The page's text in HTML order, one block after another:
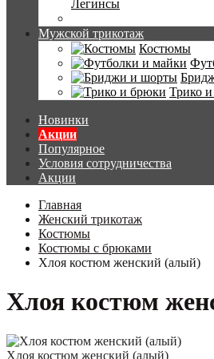
Легинсы
Мужской трикотаж
Костюмы
Трико
Новинки
Акции
Популярное
Условия сотрудничества
Акции
Главная
Женский трикотаж
Костюмы
Костюмы с брюками
Хлоя костюм женский (алый)
Хлоя костюм
Хлоя костюм женский (алый)